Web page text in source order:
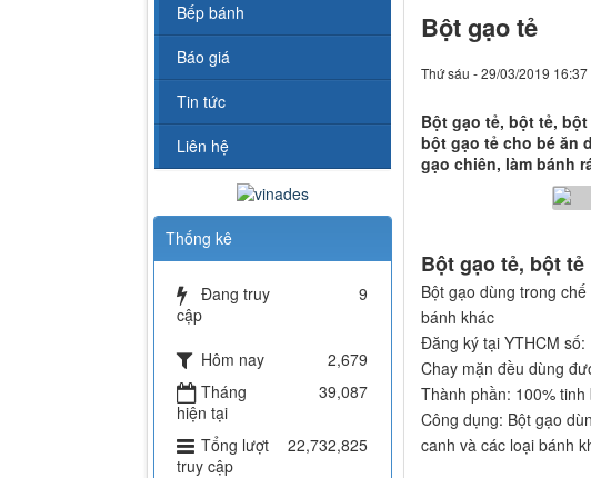
Bột gạo tẻ
Thứ sáu - 29/03/2019 16:37
Bột gạo tẻ, bột tẻ,
bột gạo tẻ cho bé ăn
gạo chiên, làm bánh
Bột gạo tẻ, bột tẻ
Bột gạo dùng trong
bánh khác
Đăng ký tại YTHCM
Chay mặn đều dùng
Thành phần: 100% tinh
Công dụng: Bột gạo
canh và các loại bánh
Bếp bánh
Báo giá
Tin tức
Liên hệ
Thống kê
Đang truy
cập
9
Hôm nay
2,679
Tháng
hiện tại
39,087
Tổng lượt
truy cập
22,732,825